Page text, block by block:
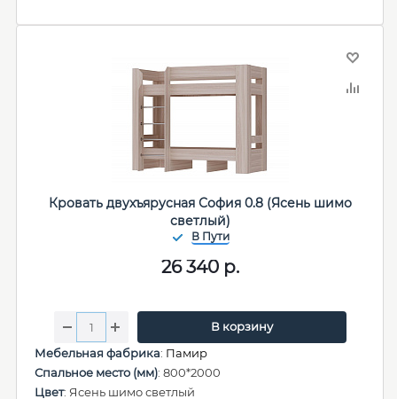
Кровать двухъярусная София 0.8 (Ясень шимо
светлый)
26 340 р.
В корзину
Мебельная фабрика: Памир
Спальное место (мм): 800*2000
Цвет: Ясень шимо светлый